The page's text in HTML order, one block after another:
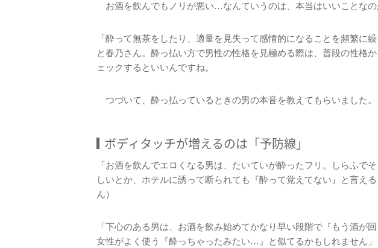
お酒を飲んでもノリが悪い…なんていうのは、本当はいいことなの
「酔って無茶をしたり、適量を見失って感情的になることを頻繁に
と春乃さん。酔っ払い方で男性の性格を見極める際は、普段の性格
ェックするといいんですね。
つづいて、酔っ払っているときの男の本音を教えてもらいました。
ボディタッチが増えるのは「予防線」
「お酒を飲んでエロくなる男は、たいていが酔ったフリ。しらふで
しいとか、ホテルに誘って断られても『酔って覚えてない』と言え
ん）
「下心のある男は、お酒を飲み始めてかなり早い段階で『もう酒が
女性がよく使う『酔っちゃったみたい…』と似てるかもしれません」